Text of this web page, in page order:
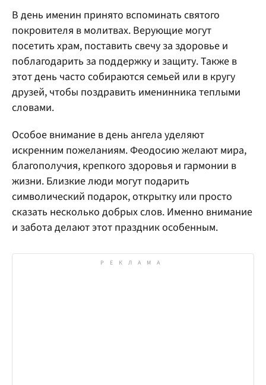
В день именин принято вспоминать святого
покровителя в молитвах. Верующие могут
посетить храм, поставить свечу за здоровье и
поблагодарить за поддержку и защиту. Также в
этот день часто собираются семьей или в кругу
друзей, чтобы поздравить именинника теплыми
словами.
Особое внимание в день ангела уделяют
искренним пожеланиям. Феодосию желают мира,
благополучия, крепкого здоровья и гармонии в
жизни. Близкие люди могут подарить
символический подарок, открытку или просто
сказать несколько добрых слов. Именно внимание
и забота делают этот праздник особенным.